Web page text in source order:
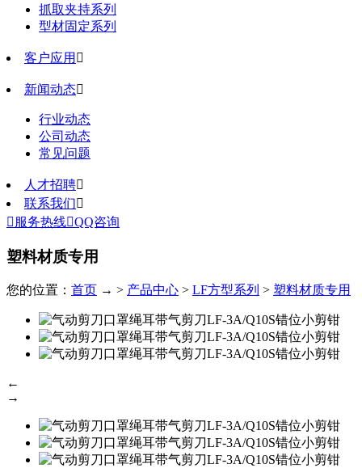
抓取夹持系列
型材固定系列
客户应用 
新闻动态
行业动态
公司动态
常见问题
人才招聘
联系我们
 服务热线QQ咨询
塑料材质专用
您的位置： 首页 → > 产品中心 > LF方型系列 > 塑料材质专用
←
→